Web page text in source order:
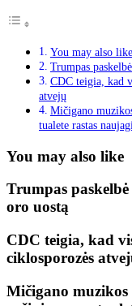
You may also like
Trumpas
CDC teigia, kad
atvejų
Mičigano
tualete rastas
You may also like
Trumpas
oro uostą
CDC teigia, kad
ciklosporozės
Mičigano muzikos